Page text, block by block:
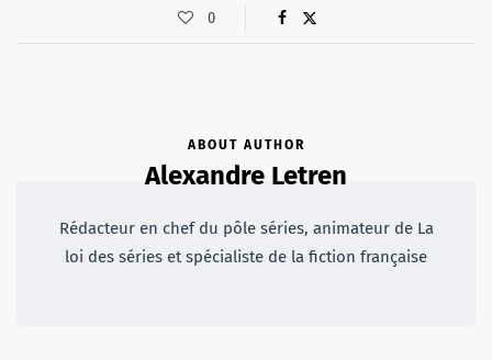
0
ABOUT AUTHOR
Alexandre Letren
Rédacteur en chef du pôle séries, animateur de La
loi des séries et spécialiste de la fiction française